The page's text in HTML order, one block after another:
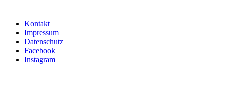
Kontakt
Impressum
Datenschutz
Facebook
Instagram